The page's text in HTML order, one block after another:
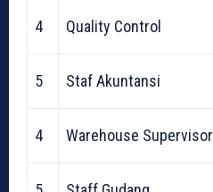
4 Quality Control
5 Staf Akuntansi
4 Warehouse Supervisor